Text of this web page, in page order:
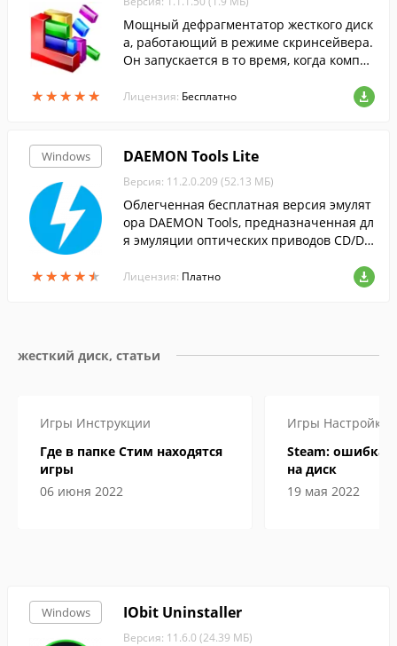
★★★★★
★★★★★
Мощный дефрагментатор жесткого диск
а, работающий в режиме скринсейвера.
Он запускается в то время, когда компь
Лицензия: Бесплатно
Windows
★★★★★
★★★★★
DAEMON Tools Lite
Версия: 11.2.0.209 (52.13 МБ)
Облегченная бесплатная версия эмулят
ора DAEMON Tools, предназначенная дл
я эмуляции оптических приводов CD/DV
Лицензия: Платно
жесткий диск, статьи
Игры Инструкции
Где в папке Стим находятся
игры
06 июня 2022
Игры Настройка
Steam: ошибка
на диск
19 мая 2022
Windows IObit Uninstaller
Версия: 11.6.0 (24.39 МБ)